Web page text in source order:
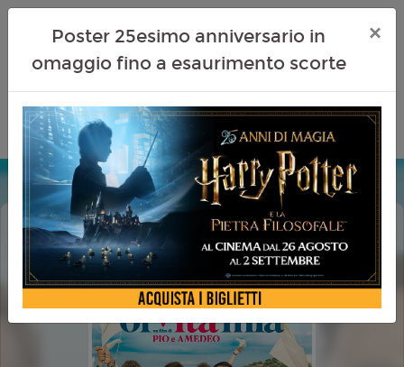
OI VITA MIA
HAPPYCINEFAMILY
Poster 25esimo anniversario in
omaggio fino a esaurimento scorte
×